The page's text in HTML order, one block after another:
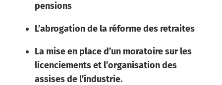
pensions
L’abrogation de la réforme des retraites
La mise en place d’un moratoire sur les
licenciements et l’organisation des
assises de l’industrie.